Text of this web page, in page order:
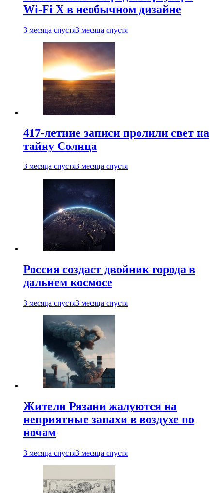
Wi-Fi X в необычном дизайне
3 месяца спустя3 месяца спустя
417-летние записи пролили свет на
тайну Солнца
3 месяца спустя3 месяца спустя
Россия создаст двойник города в
дальнем космосе
3 месяца спустя3 месяца спустя
Жители Рязани жалуются на
неприятные запахи в воздухе по
ночам
3 месяца спустя3 месяца спустя